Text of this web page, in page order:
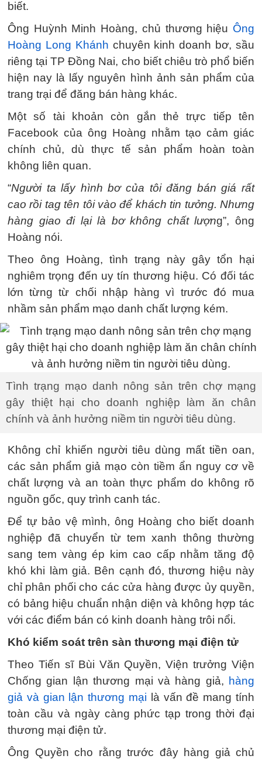
biết.
Ông Huỳnh Minh Hoàng, chủ thương hiệu Ông
Hoàng Long Khánh chuyên kinh doanh bơ, sầu
riêng tại TP Đồng Nai, cho biết chiêu trò phổ biến
hiện nay là lấy nguyên hình ảnh sản phẩm của
trang trại để đăng bán hàng khác.
Một số tài khoản còn gắn thẻ trực tiếp tên
Facebook của ông Hoàng nhằm tạo cảm giác
chính chủ, dù thực tế sản phẩm hoàn toàn
không liên quan.
“Người ta lấy hình bơ của tôi đăng bán giá rất
cao rồi tag tên tôi vào để khách tin tưởng. Nhưng
hàng giao đi lại là bơ không chất lượng”, ông
Hoàng nói.
Theo ông Hoàng, tình trạng này gây tổn hại
nghiêm trọng đến uy tín thương hiệu. Có đối tác
lớn từng từ chối nhập hàng vì trước đó mua
nhầm sản phẩm mạo danh chất lượng kém.
Tình trạng mạo danh nông sản trên chợ mạng
gây thiệt hại cho doanh nghiệp làm ăn chân
chính và ảnh hưởng niềm tin người tiêu dùng.
Không chỉ khiến người tiêu dùng mất tiền oan,
các sản phẩm giả mạo còn tiềm ẩn nguy cơ về
chất lượng và an toàn thực phẩm do không rõ
nguồn gốc, quy trình canh tác.
Để tự bảo vệ mình, ông Hoàng cho biết doanh
nghiệp đã chuyển từ tem xanh thông thường
sang tem vàng ép kim cao cấp nhằm tăng độ
khó khi làm giả. Bên cạnh đó, thương hiệu này
chỉ phân phối cho các cửa hàng được ủy quyền,
có bảng hiệu chuẩn nhận diện và không hợp tác
với các điểm bán có kinh doanh hàng trôi nổi.
Khó kiểm soát trên sàn thương mại điện tử
Theo Tiến sĩ Bùi Văn Quyền, Viện trưởng Viện
Chống gian lận thương mại và hàng giả, hàng
giả và gian lận thương mại là vấn đề mang tính
toàn cầu và ngày càng phức tạp trong thời đại
thương mại điện tử.
Ông Quyền cho rằng trước đây hàng giả chủ